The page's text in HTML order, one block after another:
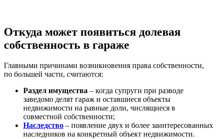
Откуда может появиться долевая
собственность в гараже
Главными причинами возникновения права собственности,
по большей части, считаются:
Раздел имущества – когда супруги при разводе
заведомо делят гараж и оставшиеся объекты
недвижимости на равные доли, числящиеся в
совместной собственности;
Наследство – появление двух и более заинтересованных
наследников на конкретный объект недвижимости.